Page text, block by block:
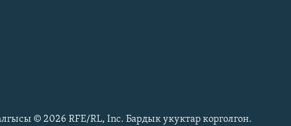
© 2026 RFE/RL, Inc. Бардык укуктар корголгон.